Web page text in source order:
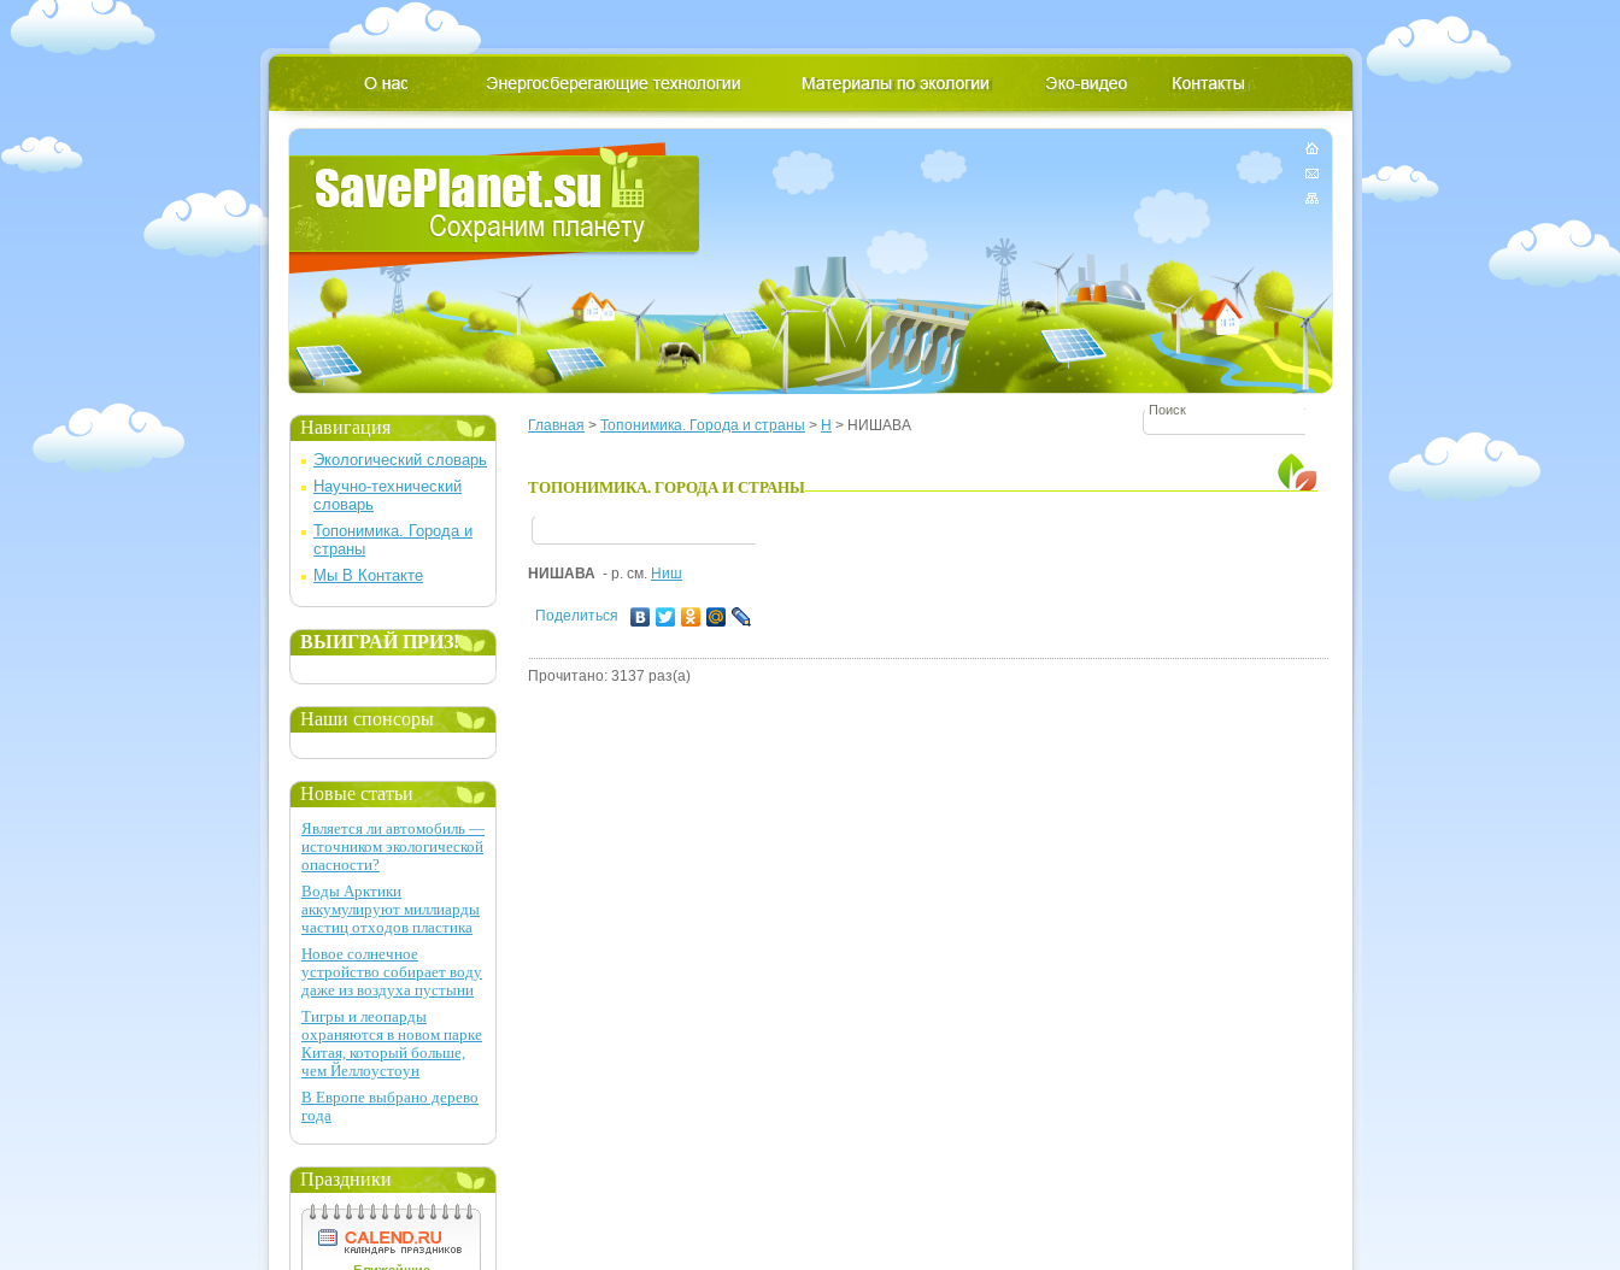
Главная > Топонимика. Города и страны > Н > НИШАВА
ТОПОНИМИКА. ГОРОДА И СТРАНЫ
НИШАВА - р. см. Ниш
Поделиться
Прочитано: 3137 раз(а)
Навигация
Экологический словарь
Научно-технический
словарь
Топонимика. Города и
страны
Мы В Контакте
ВЫИГРАЙ ПРИЗ!
Наши спонсоры
Новые статьи
Является ли автомобиль —
источником экологической
опасности?
Воды Арктики
аккумулируют миллиарды
частиц отходов пластика
Новое солнечное
устройство собирает воду
даже из воздуха пустыни
Тигры и леопарды
охраняются в новом парке
Китая, который больше,
чем Йеллоустоун
В Европе выбрано дерево
года
Праздники